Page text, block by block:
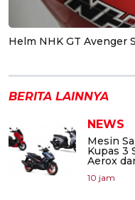
Helm NHK GT Avenger
BERITA LAINNYA
NEWS
Mesin
Kupas 3
Aerox
10 jam